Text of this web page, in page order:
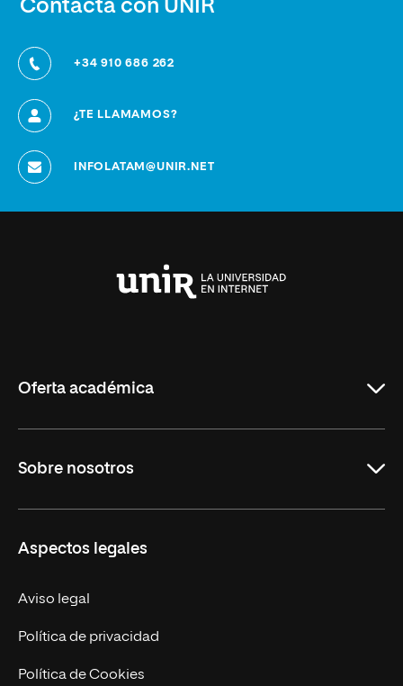
Contacta con UNIR
+34 910 686 262
¿TE LLAMAMOS?
INFOLATAM@UNIR.NET
Oferta académica
Carreras
Sobre nosotros
Nuestro Equipo
Trabaja en UNIR
Actualidad
Contáctanos
Aspectos legales
Aviso legal
Política de privacidad
Política de Cookies